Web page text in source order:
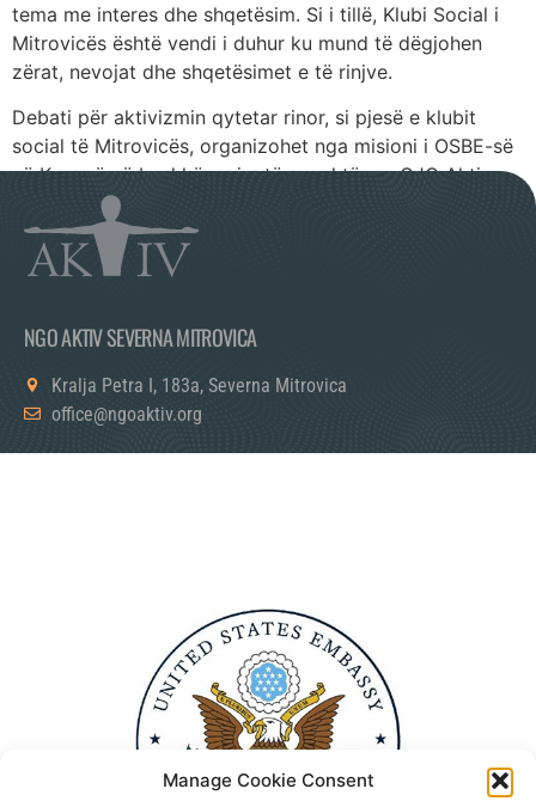
Manage Cookie Consent
tema me interes dhe shqetësim. Si i tillë, Klubi Social i
Mitrovicës është vendi i duhur ku mund të dëgjohen
zërat, nevojat dhe shqetësimet e të rinjve.
Debati për aktivizmin qytetar rinor, si pjesë e klubit
social të Mitrovicës, organizohet nga misioni i OSBE-së
në Kosovë në bashkëpunim të ngushtë me OJQ Aktiv.
NGO AKTIV SEVERNA MITROVICA
Kralja Petra I, 183a, Severna Mitrovica
office@ngoaktiv.org